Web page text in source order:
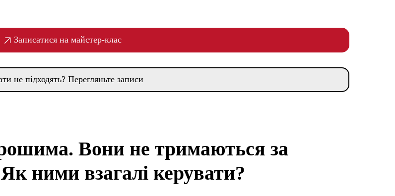
Записатися на майстер-клас
не підходять? Перегляньте записи
Вони не тримаються за
ними взагалі керувати?